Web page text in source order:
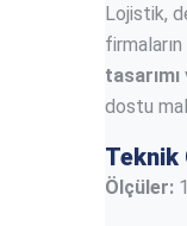
Lojistik,
tasarımı
dostu
Teknik
Ölçüler: